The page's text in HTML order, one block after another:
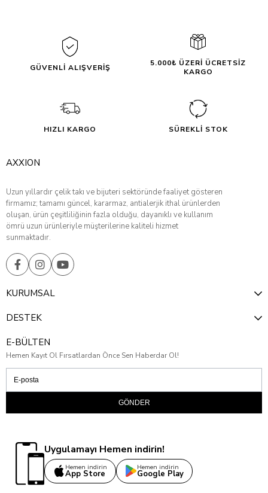
GÜVENLİ ALIŞVERİŞ
5.000₺ ÜZERİ ÜCRETSİZ
KARGO
HIZLI KARGO SÜREKLİ STOK
AXXION
Uzun yıllardır çelik takı ve bijuteri sektöründe faaliyet gösteren
firmamız; tamamı güncel, kararmaz, antialerjik ithal ürünlerden
oluşan, ürün çeşitliliğinin fazla olduğu, dayanıklı ve kullanım
ömrü uzun ürünleriyle müşterilerine kaliteli hizmet
sunmaktadır.
KURUMSAL
DESTEK
E-BÜLTEN
Hemen Kayıt Ol Fırsatlardan Önce Sen Haberdar Ol!
GÖNDER
Uygulamayı Hemen indirin!
Hemen indirin
App Store
Hemen indirin
Google Play